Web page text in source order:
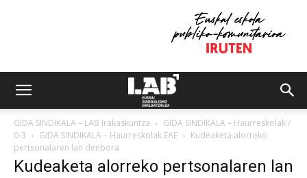
GIDA SINDIKALA – LAB Irakaskuntza
GIDA SINDIKALA – Haurreskolak /
0-3
GIDA SINDIKALA – Haurreskolak EAE
Kudeaketa alorreko
pertsonalaren lan denbora
Kudeaketa alorreko pertsonalaren lan